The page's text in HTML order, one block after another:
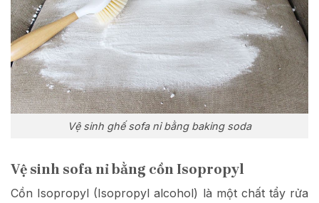
Vệ sinh ghế sofa nỉ bằng baking soda
Vệ sinh sofa nỉ bằng cồn Isopropyl
Cồn Isopropyl (Isopropyl alcohol) là một chất tẩy rửa